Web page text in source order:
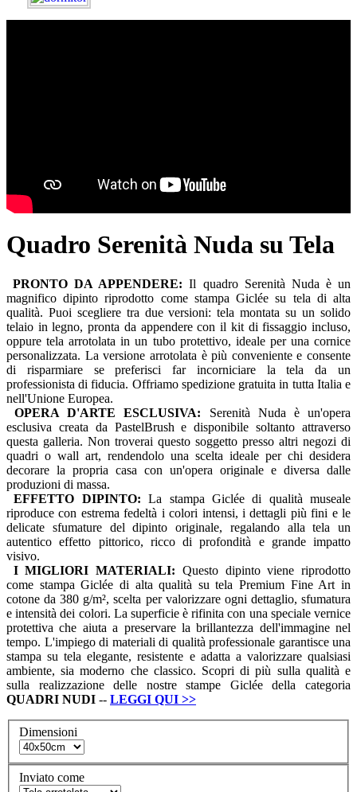
Quadro Serenità Nuda su Tela
PRONTO DA APPENDERE:Il quadro Serenità Nuda è un
magnifico dipinto riprodotto come stampa Giclée su tela di alta
qualità. Puoi scegliere tra due versioni: tela montata su un solido
telaio in legno, pronta da appendere con il kit di fissaggio incluso,
oppure tela arrotolata in un tubo protettivo, ideale per una cornice
personalizzata. La versione arrotolata è più conveniente e consente
di risparmiare se preferisci far incorniciare la tela da un
professionista di fiducia. Offriamo spedizione gratuita in tutta Italia e
nell'Unione Europea.
OPERA D'ARTE ESCLUSIVA: Serenità Nuda è un'opera
esclusiva creata da PastelBrush e disponibile soltanto attraverso
questa galleria. Non troverai questo soggetto presso altri negozi di
quadri o wall art, rendendolo una scelta ideale per chi desidera
decorare la propria casa con un'opera originale e diversa dalle
produzioni di massa.
EFFETTO DIPINTO: La stampa Giclée di qualità museale
riproduce con estrema fedeltà i colori intensi, i dettagli più fini e le
delicate sfumature del dipinto originale, regalando alla tela un
autentico effetto pittorico, ricco di profondità e grande impatto
visivo.
I MIGLIORI MATERIALI: Questo dipinto viene riprodotto
come stampa Giclée di alta qualità su tela Premium Fine Art in
cotone da 380 g/m², scelta per valorizzare ogni dettaglio, sfumatura
e intensità dei colori. La superficie è rifinita con una speciale vernice
protettiva che aiuta a preservare la brillantezza dell'immagine nel
tempo. L'impiego di materiali di qualità professionale garantisce una
stampa su tela elegante, resistente e adatta a valorizzare qualsiasi
ambiente, sia moderno che classico. Scopri di più sulla qualità e
sulla realizzazione delle nostre stampe Giclée della categoria
QUADRI NUDI -- LEGGI QUI >>
Dimensioni
Inviato come